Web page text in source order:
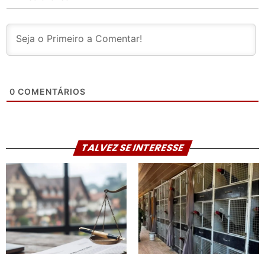
0 COMENTÁRIOS
TALVEZ SE INTERESSE